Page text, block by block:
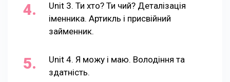
Unit 3. Ти хто? Ти чий? Деталізація
іменника. Артикль і присвійний
займенник.
Unit 4. Я можу і маю. Володіння та
здатність.